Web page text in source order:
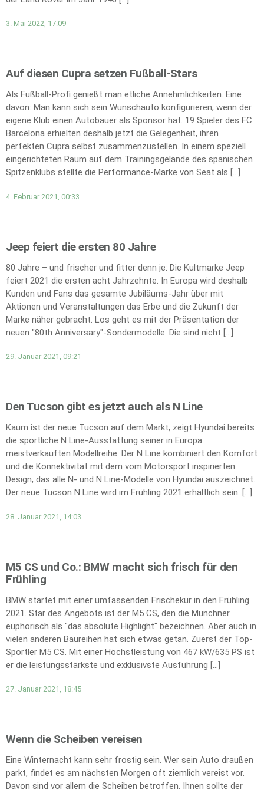
3. Mai 2022, 17:09
Auf diesen Cupra setzen Fußball-Stars
Als Fußball-Profi genießt man etliche Annehmlichkeiten. Eine
davon: Man kann sich sein Wunschauto konfigurieren, wenn der
eigene Klub einen Autobauer als Sponsor hat. 19 Spieler des FC
Barcelona erhielten deshalb jetzt die Gelegenheit, ihren
perfekten Cupra selbst zusammenzustellen. In einem speziell
eingerichteten Raum auf dem Trainingsgelände des spanischen
Spitzenklubs stellte die Performance-Marke von Seat als […]
4. Februar 2021, 00:33
Jeep feiert die ersten 80 Jahre
80 Jahre – und frischer und fitter denn je: Die Kultmarke Jeep
feiert 2021 die ersten acht Jahrzehnte. In Europa wird deshalb
Kunden und Fans das gesamte Jubiläums-Jahr über mit
Aktionen und Veranstaltungen das Erbe und die Zukunft der
Marke näher gebracht. Los geht es mit der Präsentation der
neuen "80th Anniversary"-Sondermodelle. Die sind nicht […]
29. Januar 2021, 09:21
Den Tucson gibt es jetzt auch als N Line
Kaum ist der neue Tucson auf dem Markt, zeigt Hyundai bereits
die sportliche N Line-Ausstattung seiner in Europa
meistverkauften Modellreihe. Der N Line kombiniert den Komfort
und die Konnektivität mit dem vom Motorsport inspirierten
Design, das alle N- und N Line-Modelle von Hyundai auszeichnet.
Der neue Tucson N Line wird im Frühling 2021 erhältlich sein. […]
28. Januar 2021, 14:03
M5 CS und Co.: BMW macht sich frisch für den
Frühling
BMW startet mit einer umfassenden Frischekur in den Frühling
2021. Star des Angebots ist der M5 CS, den die Münchner
euphorisch als "das absolute Highlight" bezeichnen. Aber auch in
vielen anderen Baureihen hat sich etwas getan. Zuerst der Top-
Sportler M5 CS. Mit einer Höchstleistung von 467 kW/635 PS ist
er die leistungsstärkste und exklusivste Ausführung […]
27. Januar 2021, 18:45
Wenn die Scheiben vereisen
Eine Winternacht kann sehr frostig sein. Wer sein Auto draußen
parkt, findet es am nächsten Morgen oft ziemlich vereist vor.
Davon sind vor allem die Scheiben betroffen. Ihnen sollte der